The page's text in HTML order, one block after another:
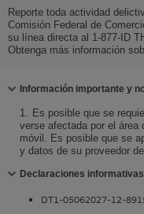
Reporte toda actividad
Comisión Federal de
su línea directa al 1-877-ID
Obtenga más información
Información importante y
1. Es posible que se
verse afectada por el área
móvil. Es posible que se
y datos de su proveedor
Declaraciones informativas
DT1-05062027-12-